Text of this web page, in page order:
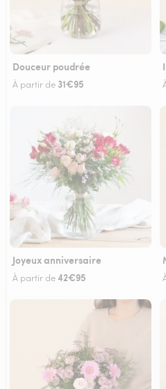
Douceur poudrée
À partir de 31€95
Joyeux anniversaire
À partir de42€95